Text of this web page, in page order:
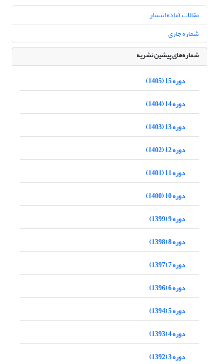
مقالات آماده انتشار
شماره جاری
شماره‌های پیشین نشریه
دوره 15 (1405)
دوره 14 (1404)
دوره 13 (1403)
دوره 12 (1402)
دوره 11 (1401)
دوره 10 (1400)
دوره 9 (1399)
دوره 8 (1398)
دوره 7 (1397)
دوره 6 (1396)
دوره 5 (1394)
دوره 4 (1393)
دوره 3 (1392)